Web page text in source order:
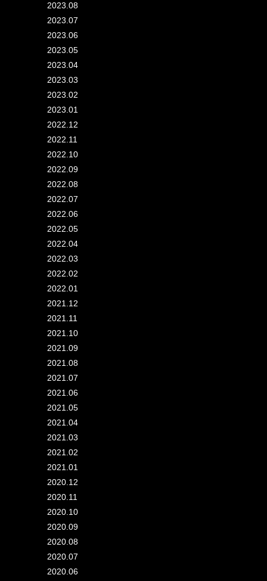
2023.08
2023.07
2023.06
2023.05
2023.04
2023.03
2023.02
2023.01
2022.12
2022.11
2022.10
2022.09
2022.08
2022.07
2022.06
2022.05
2022.04
2022.03
2022.02
2022.01
2021.12
2021.11
2021.10
2021.09
2021.08
2021.07
2021.06
2021.05
2021.04
2021.03
2021.02
2021.01
2020.12
2020.11
2020.10
2020.09
2020.08
2020.07
2020.06